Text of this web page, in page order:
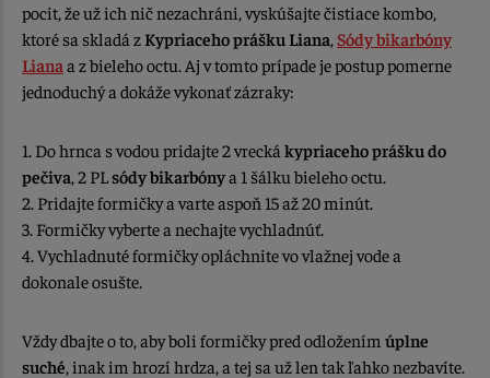
pocit, že už ich nič nezachráni, vyskúšajte čistiace kombo,
ktoré sa skladá z Kypriaceho prášku Liana, Sódy bikarbóny
Liana a z bieleho octu. Aj v tomto prípade je postup pomerne
jednoduchý a dokáže vykonať zázraky:
1. Do hrnca s vodou pridajte 2 vrecká kypriaceho prášku do
pečiva, 2 PLsódy bikarbónya 1 šálku bieleho octu.
2. Pridajte formičky a varte aspoň 15 až 20 minút.
3. Formičky vyberte a nechajte vychladnúť.
4. Vychladnuté formičky opláchnite vo vlažnej vode a
dokonale osušte.
Vždy dbajte o to, aby boli formičky pred odložením úplne
suché, inak im hrozí hrdza, a tej sa už len tak ľahko nezbavíte.